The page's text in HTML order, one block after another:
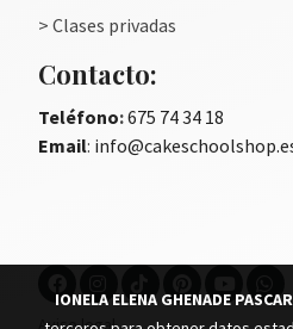
> Clases privadas
Contacto:
Teléfono:675 74 34 18
Email:
Aviso legal
IONELA ELENA GHENADE